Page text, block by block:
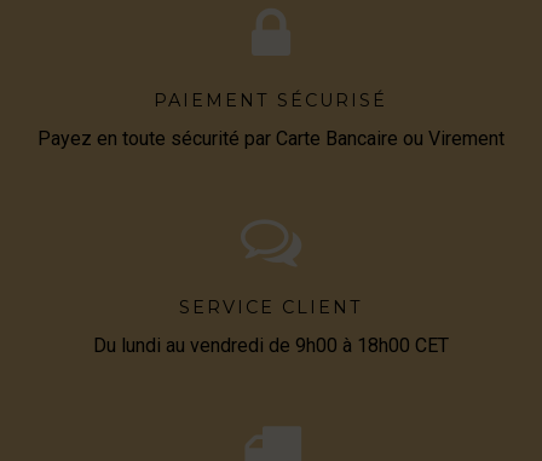
PAIEMENT SÉCURISÉ
Payez en toute sécurité par Carte Bancaire ou Virement
SERVICE CLIENT
Du lundi au vendredi de 9h00 à 18h00 CET